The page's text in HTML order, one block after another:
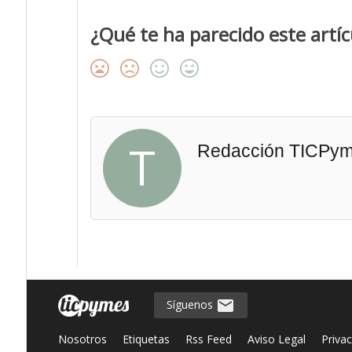
¿Qué te ha parecido este
T Redacción
Síguenos
Nosotros Etiquetas Rss Feed Aviso Legal